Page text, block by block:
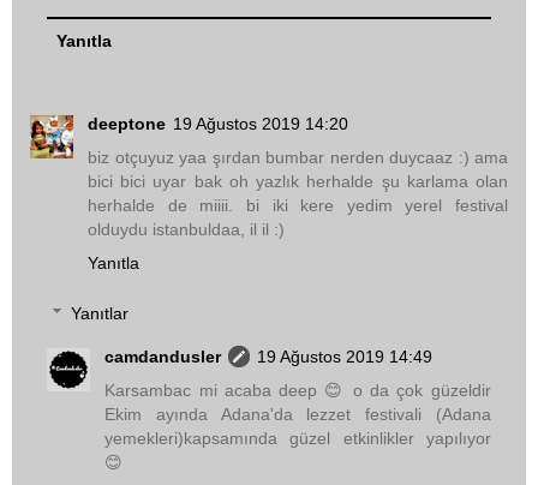
Yanıtla
deeptone 19 Ağustos 2019 14:20
biz otçuyuz yaa şırdan bumbar nerden duycaaz :) ama
bici bici uyar bak oh yazlık herhalde şu karlama olan
herhalde de miiii. bi iki kere yedim yerel festival
olduydu istanbuldaa, il il :)
Yanıtla
Yanıtlar
camdandusler
19 Ağustos 2019 14:49
Karsambac mi acaba deep 😊 o da çok güzeldir
Ekim ayında Adana'da lezzet festivali (Adana
yemekleri)kapsamında güzel etkinlikler yapılıyor
😊